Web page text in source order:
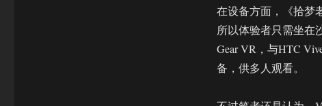
在设备方面，《拾梦
所以体验者只需坐在
Gear VR，与HTC
备，供多人观看。